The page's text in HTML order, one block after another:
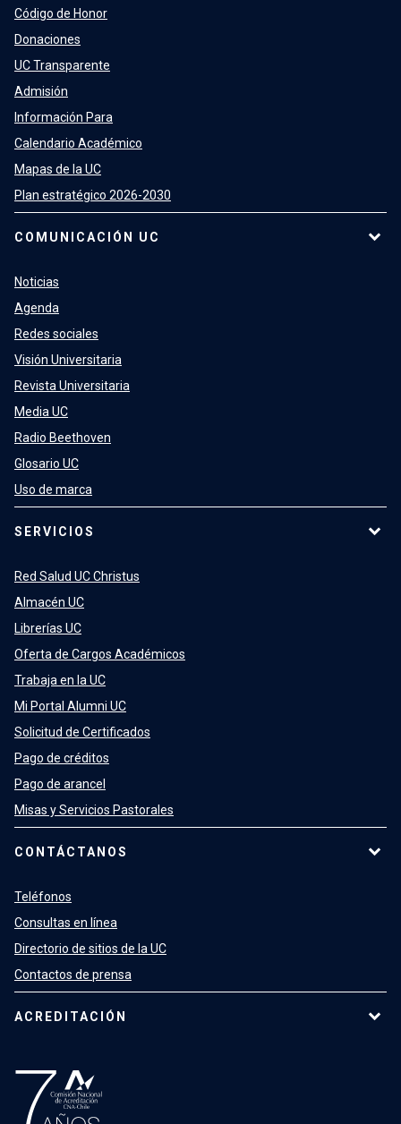
Código de Honor
Donaciones
UC Transparente
Admisión
Información Para
Calendario Académico
Mapas de la UC
Plan estratégico 2026-2030
COMUNICACIÓN UC
Noticias
Agenda
Redes sociales
Visión Universitaria
Revista Universitaria
Media UC
Radio Beethoven
Glosario UC
Uso de marca
SERVICIOS
Red Salud UC Christus
Almacén UC
Librerías UC
Oferta de Cargos Académicos
Trabaja en la UC
Mi Portal Alumni UC
Solicitud de Certificados
Pago de créditos
Pago de arancel
Misas y Servicios Pastorales
CONTÁCTANOS
Teléfonos
Consultas en línea
Directorio de sitios de la UC
Contactos de prensa
ACREDITACIÓN